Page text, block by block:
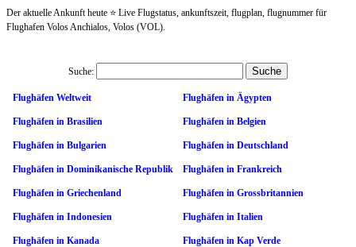
Der aktuelle Ankunft heute ⭐ Live Flugstatus, ankunftszeit, flugplan, flugnummer für
Flughafen Volos Anchialos, Volos (VOL).
Suche:
Flughäfen Weltweit Flughäfen in Ägypten
Flughäfen in Brasilien Flughäfen in Belgien
Flughäfen in Bulgarien Flughäfen in Deutschland
Flughäfen in Dominikanische Republik Flughäfen in Frankreich
Flughäfen in Griechenland Flughäfen in Grossbritannien
Flughäfen in Indonesien Flughäfen in Italien
Flughäfen in Kanada Flughäfen in Kap Verde